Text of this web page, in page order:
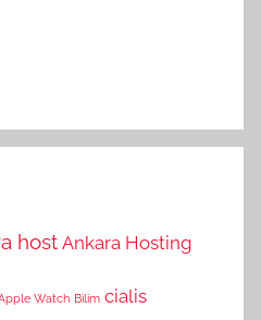
host Ankara Hosting
Watch Bilim cialis